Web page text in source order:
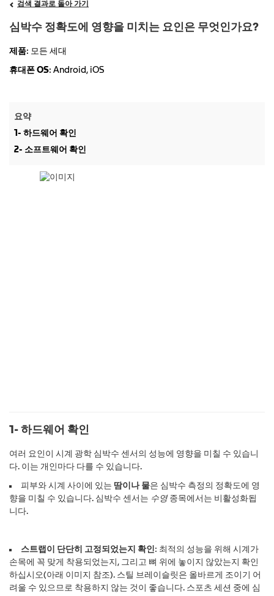
검색 결과로 돌아 가기
심박수 정확도에 영향을 미치는 요인은 무엇인가요?
제품: 모든 세대
휴대폰 OS: Android, iOS
요약
1- 하드웨어 확인
2- 소프트웨어 확인
1- 하드웨어 확인
여러 요인이 시계 광학 심박수 센서의 성능에 영향을 미칠 수 있습니
다. 이는 개인마다 다를 수 있습니다.
피부와 시계 사이에 있는 땀이나 물은 심박수 측정의 정확도에 영
향을 미칠 수 있습니다. 심박수 센서는 수영 종목에서는 비활성화됩
니다.
스트랩이 단단히 고정되었는지 확인: 최적의 성능을 위해 시계가
손목에 꼭 맞게 착용되었는지, 그리고 뼈 위에 놓이지 않았는지 확인
하십시오(아래 이미지 참조). 스틸 브레이슬릿은 올바르게 조이기 어
려울 수 있으므로 착용하지 않는 것이 좋습니다. 스포츠 세션 중에 심